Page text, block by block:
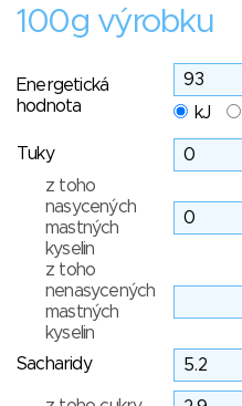
100g výrobku
Energetická
hodnota
kJ
Tuky
z toho
nasycených
mastných
kyselin
z toho
nenasycených
mastných
kyselin
Sacharidy